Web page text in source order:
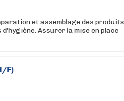
et assemblage des produits
Assurer la mise en place
F)